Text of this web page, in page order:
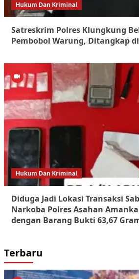
Hukum Dan Kriminal
Satreskrim Polres Klungkung
Pembobol Warung, Ditangkap
Hukum Dan Kriminal
Diduga Jadi Lokasi Transaksi
Narkoba Polres Asahan
dengan Barang Bukti 63,67
Terbaru